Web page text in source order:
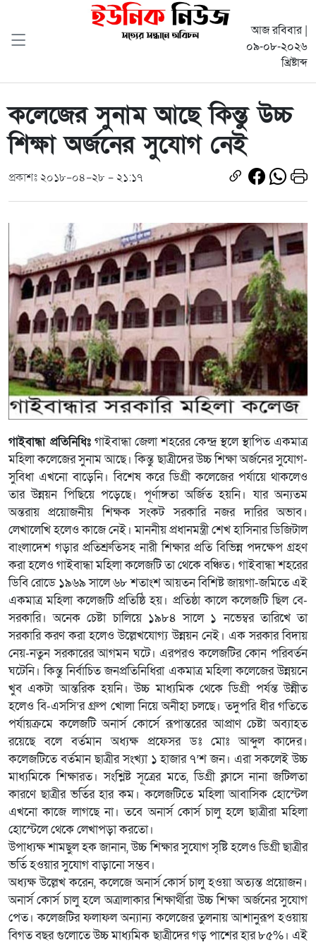
আজ রবিবার |
০৯-০৮-২০২৬
খ্রিষ্টাব্দ
কলেজের সুনাম আছে কিন্তু উচ্চ
শিক্ষা অর্জনের সুযোগ নেই
প্রকাশঃ ২০১৮-০৪-২৮ - ২১:১৭
গাইবান্ধা প্রতিনিধিঃ গাইবান্ধা জেলা শহরের কেন্দ্র স্থলে স্থাপিত একমাত্র
মহিলা কলেজের সুনাম আছে। কিন্তু ছাত্রীদের উচ্চ শিক্ষা অর্জনের সুযোগ-
সুবিধা এখনো বাড়েনি। বিশেষ করে ডিগ্রী কলেজের পর্যায়ে থাকলেও
তার উন্নয়ন পিছিয়ে পড়েছে। পূর্ণাঙ্গতা অর্জিত হয়নি। যার অন্যতম
অন্তরায় প্রয়োজনীয় শিক্ষক সংকট সরকারি নজর দারির অভাব।
লেখালেখি হলেও কাজে নেই। মাননীয় প্রধানমন্ত্রী শেখ হাসিনার ডিজিটাল
বাংলাদেশ গড়ার প্রতিশ্রুতিসহ নারী শিক্ষার প্রতি বিভিন্ন পদক্ষেপ গ্রহণ
করা হলেও গাইবান্ধা মহিলা কলেজটি তা থেকে বঞ্চিত। গাইবান্ধা শহরের
ডিবি রোডে ১৯৬৯ সালে ৬৮ শতাংশ আয়তন বিশিষ্ট জায়গা-জমিতে এই
একমাত্র মহিলা কলেজটি প্রতিষ্ঠি হয়। প্রতিষ্ঠা কালে কলেজটি ছিল বে-
সরকারি। অনেক চেষ্টা চালিয়ে ১৯৮৪ সালে ১ নভেম্বর তারিখে তা
সরকারি করণ করা হলেও উল্লেখযোগ্য উন্নয়ন নেই। এক সরকার বিদায়
নেয়-নতুন সরকারের আগমন ঘটে। এরপরও কলেজটির কোন পরিবর্তন
ঘটেনি। কিন্তু নির্বাচিত জনপ্রতিনিধিরা একমাত্র মহিলা কলেজের উন্নয়নে
খুব একটা আন্তরিক হয়নি। উচ্চ মাধ্যমিক থেকে ডিগ্রী পর্যন্ত উন্নীত
হলেও বি-এসসি’র গ্রুপ খোলা নিয়ে অনীহা চলছে। তদুপরি ধীর গতিতে
পর্যায়ক্রমে কলেজটি অনার্স কোর্সে রূপান্তরের আপ্রাণ চেষ্টা অব্যাহত
রয়েছে বলে বর্তমান অধ্যক্ষ প্রফেসর ডঃ মোঃ আব্দুল কাদের।
কলেজটিতে বর্তমান ছাত্রীর সংখ্যা ১ হাজার ৭’শ জন। এরা সকলেই উচ্চ
মাধ্যমিকে শিক্ষারত। সংশ্লিষ্ট সূত্রের মতে, ডিগ্রী ক্লাসে নানা জটিলতা
কারণে ছাত্রীর ভর্তির হার কম। কলেজটিতে মহিলা আবাসিক হোস্টেল
এখনো কাজে লাগছে না। তবে অনার্স কোর্স চালু হলে ছাত্রীরা মহিলা
হোস্টেলে থেকে লেখাপড়া করতো।
উপাধ্যক্ষ শামছুল হক জানান, উচ্চ শিক্ষার সুযোগ সৃষ্টি হলেও ডিগ্রী ছাত্রীর
ভর্তি হওয়ার সুযোগ বাড়ানো সম্ভব।
অধ্যক্ষ উল্লেখ করেন, কলেজে অনার্স কোর্স চালু হওয়া অত্যন্ত প্রয়োজন।
অনার্স কোর্স চালু হলে অত্রালাকার শিক্ষার্থীরা উচ্চ শিক্ষা অর্জনের সুযোগ
পেত। কলেজটির ফলাফল অন্যান্য কলেজের তুলনায় আশানুরূপ হওয়ায়
বিগত বছর গুলোতে উচ্চ মাধ্যমিক ছাত্রীদের গড় পাশের হার ৮৫%। এই